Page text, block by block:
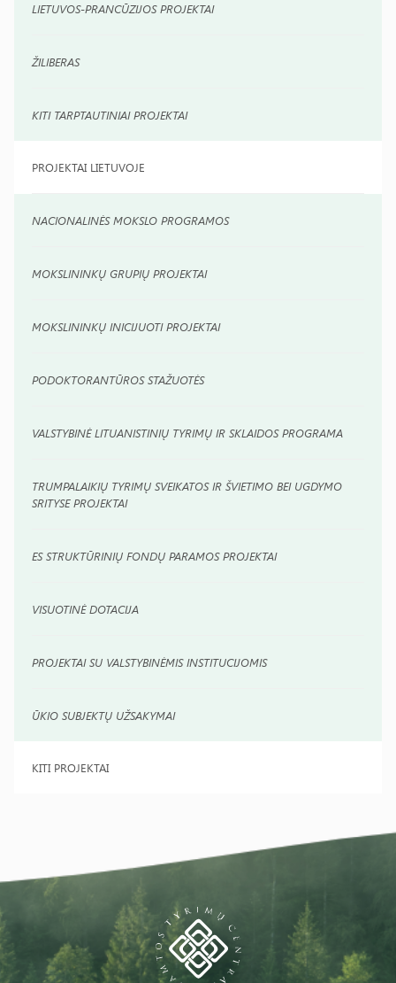
LIETUVOS-PRANCŪZIJOS PROJEKTAI
ŽILIBERAS
KITI TARPTAUTINIAI PROJEKTAI
PROJEKTAI LIETUVOJE
NACIONALINĖS MOKSLO PROGRAMOS
MOKSLININKŲ GRUPIŲ PROJEKTAI
MOKSLININKŲ INICIJUOTI PROJEKTAI
PODOKTORANTŪROS STAŽUOTĖS
VALSTYBINĖ LITUANISTINIŲ TYRIMŲ IR SKLAIDOS PROGRAMA
TRUMPALAIKIŲ TYRIMŲ SVEIKATOS IR ŠVIETIMO BEI UGDYMO
SRITYSE PROJEKTAI
ES STRUKTŪRINIŲ FONDŲ PARAMOS PROJEKTAI
VISUOTINĖ DOTACIJA
PROJEKTAI SU VALSTYBINĖMIS INSTITUCIJOMIS
ŪKIO SUBJEKTŲ UŽSAKYMAI
KITI PROJEKTAI